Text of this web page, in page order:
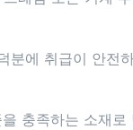
에 취급이 안전
충족하는 소재